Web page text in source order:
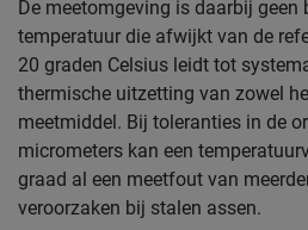
De meetomgeving is daarbij geen
temperatuur die afwijkt van de
20 graden Celsius leidt tot
thermische uitzetting van zowel
meetmiddel. Bij toleranties in de
micrometers kan een
graad al een meetfout van
veroorzaken bij stalen assen.